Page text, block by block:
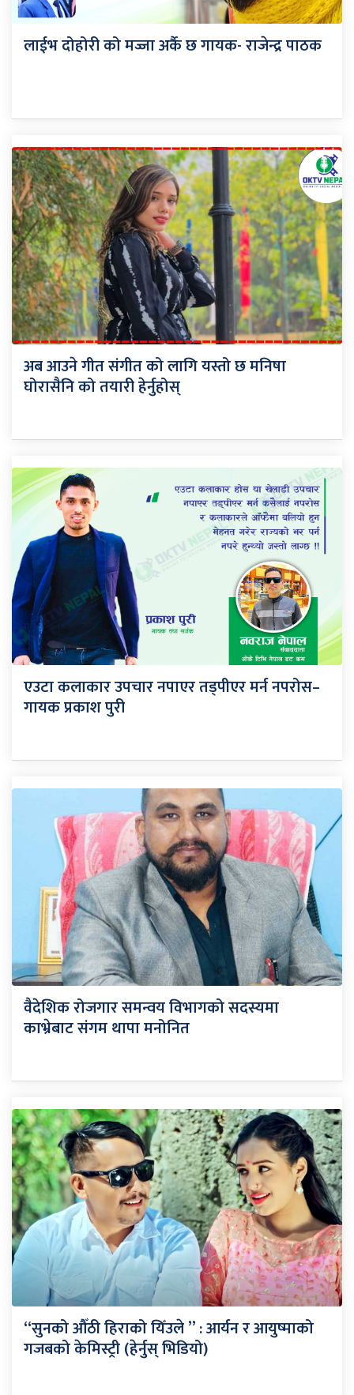
लाईभ दोहोरी को मज्जा अर्कै छ गायक- राजेन्द्र पाठक
अब आउने गीत संगीत को लागि यस्तो छ मनिषा
घोरासैनि को तयारी हेर्नुहोस्
एउटा कलाकार उपचार नपाएर तड्पीएर मर्न नपरोस–
गायक प्रकाश पुरी
वैदेशिक रोजगार समन्वय विभागको सदस्यमा
काभ्रेबाट संगम थापा मनोनित
“सुनको औँठी हिराको यिँउले ” : आर्यन र आयुष्माको
गजबको केमिस्ट्री (हेर्नुस् भिडियो)